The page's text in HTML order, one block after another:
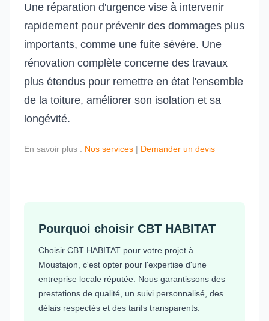
Une réparation d'urgence vise à intervenir
rapidement pour prévenir des dommages plus
importants, comme une fuite sévère. Une
rénovation complète concerne des travaux
plus étendus pour remettre en état l'ensemble
de la toiture, améliorer son isolation et sa
longévité.
En savoir plus : Nos services | Demander un devis
Pourquoi choisir CBT HABITAT
Choisir CBT HABITAT pour votre projet à
Moustajon, c'est opter pour l'expertise d'une
entreprise locale réputée. Nous garantissons des
prestations de qualité, un suivi personnalisé, des
délais respectés et des tarifs transparents.